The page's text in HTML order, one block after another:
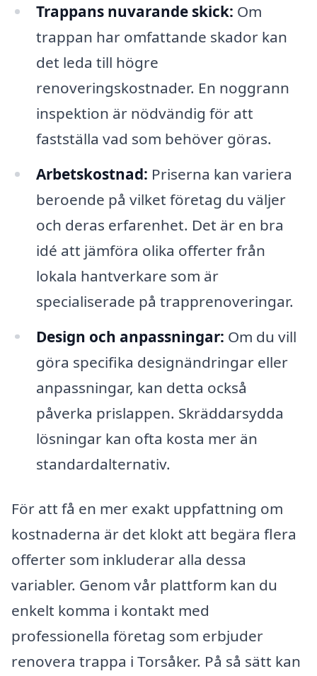
Trappans nuvarande skick: Om
trappan har omfattande skador kan
det leda till högre
renoveringskostnader. En noggrann
inspektion är nödvändig för att
fastställa vad som behöver göras.
Arbetskostnad: Priserna kan variera
beroende på vilket företag du väljer
och deras erfarenhet. Det är en bra
idé att jämföra olika offerter från
lokala hantverkare som är
specialiserade på trapprenoveringar.
Design och anpassningar: Om du vill
göra specifika designändringar eller
anpassningar, kan detta också
påverka prislappen. Skräddarsydda
lösningar kan ofta kosta mer än
standardalternativ.
För att få en mer exakt uppfattning om
kostnaderna är det klokt att begära flera
offerter som inkluderar alla dessa
variabler. Genom vår plattform kan du
enkelt komma i kontakt med
professionella företag som erbjuder
renovera trappa i Torsåker. På så sätt kan